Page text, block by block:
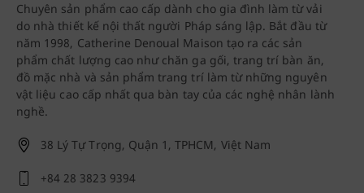
Chuyên sản phẩm cao cấp dành cho gia đình làm từ vải
do nhà thiết kế nội thất người Pháp sáng lập. Bắt đầu từ
năm 1998, Catherine Denoual Maison tạo ra các sản
phẩm chất lượng cao như chăn ga gối, trang trí bàn ăn,
đồ mặc nhà và sản phẩm trang trí làm từ những nguyên
vật liệu cao cấp nhất qua bàn tay của các nghệ nhân lành
nghề.
38 Lý Tự Trọng, Quận 1, TPHCM, Việt Nam
+84 28 3823 9394